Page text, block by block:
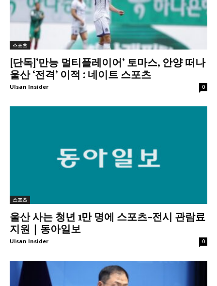
스포츠
[단독]’만능 멀티플레이어’ 토마스, 안양 떠나
울산 ‘전격’ 이적 : 네이트 스포츠
Ulsan Insider 0
스포츠
울산 사는 청년 1만 명에 스포츠-전시 관람료
지원｜동아일보
Ulsan Insider 0